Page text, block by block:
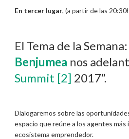
En tercer lugar, (a partir de las
El Tema de la Semana:
Benjumea nos
Summit [2] 2017”.
Dialogaremos sobre las
espacio que reúne a los agentes
ecosistema emprendedor.